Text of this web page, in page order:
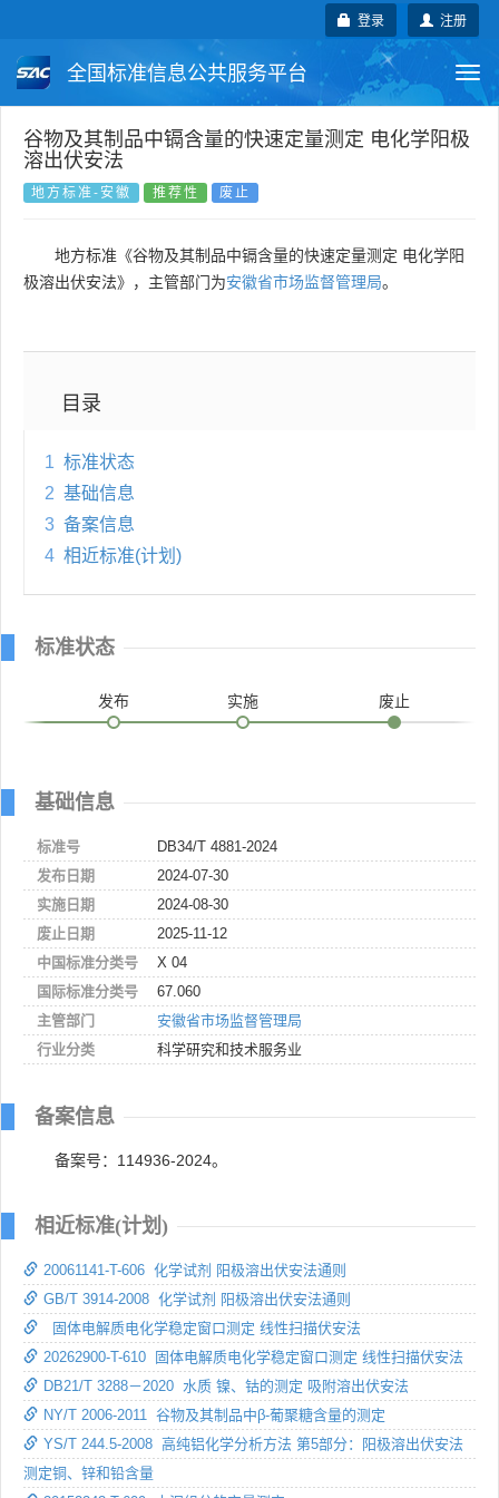
注册
登录
全国标准信息公共服务平台
国家标准 行业标准 地方标准
团体标准 企业标准
国外标准 技术委员会
谷物及其制品中镉含量的快速定量测定 电化学阳极
溶出伏安法
地方标准-安徽 推荐性 废止
地方标准《谷物及其制品中镉含量的快速定量测定 电化学阳
极溶出伏安法》，主管部门为安徽省市场监督管理局。
目录
1 标准状态
2 基础信息
3 备案信息
4 相近标准(计划)
标准状态
发布 实施 废止
基础信息
标准号
DB34/T 4881-2024
发布日期
2024-07-30
实施日期
2024-08-30
废止日期
2025-11-12
中国标准分类号
X 04
国际标准分类号
67.060
主管部门
安徽省市场监督管理局
行业分类
科学研究和技术服务业
备案信息
备案号：114936-2024。
相近标准(计划)
20061141-T-606 化学试剂 阳极溶出伏安法通则
GB/T 3914-2008 化学试剂 阳极溶出伏安法通则
固体电解质电化学稳定窗口测定 线性扫描伏安法
20262900-T-610 固体电解质电化学稳定窗口测定 线性扫描伏安法
DB21/T 3288－2020 水质 镍、钴的测定 吸附溶出伏安法
NY/T 2006-2011 谷物及其制品中β-葡聚糖含量的测定
YS/T 244.5-2008 高纯铝化学分析方法 第5部分：阳极溶出伏安法
测定铜、锌和铅含量